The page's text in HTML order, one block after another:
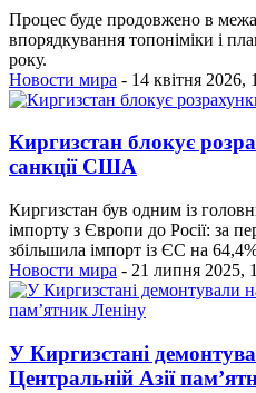
Процес буде продовжено в
впорядкування топоніміки і
року.
Новости мира - 14 квітня 2026,
Киргизстан блокує
санкції США
Киргизстан був одним із
імпорту з Європи до Росії: за
збільшила імпорт із ЄС на
Новости мира - 21 липня 2025,
У Киргизстані
Центральній Азії